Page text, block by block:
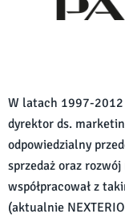
W latach 1997-2012
dyrektor ds.
odpowiedzialny
sprzedaż oraz
współpracował z
(aktualnie